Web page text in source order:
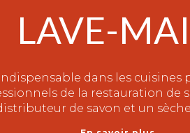
LAVE-
dans les
de la restauration
de savon et un